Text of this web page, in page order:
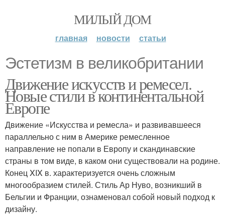
МИЛЫЙ ДОМ
главная новости статьи
Эстетизм в великобритании
Движение искусств и ремесел.
Новые стили в континентальной
Европе
Движение «Искусства и ремесла» и развивавшееся
параллельно с ним в Америке ремесленное
направление не попали в Европу и скандинавские
страны в том виде, в каком они существовали на родине.
Конец XIX в. характеризуется очень сложным
многообразием стилей. Стиль Ар Нуво, возникший в
Бельгии и Франции, ознаменовал собой новый подход к
дизайну.